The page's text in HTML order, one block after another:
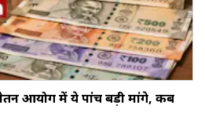
आयोग में ये पांच बड़ी मांगे, कब